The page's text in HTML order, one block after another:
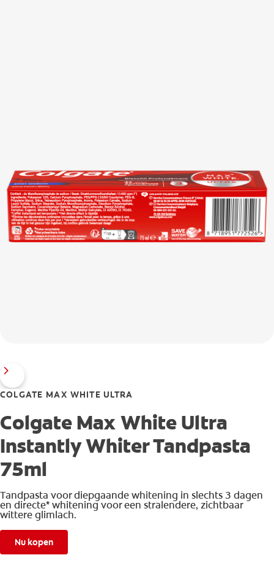
COLGATE MAX WHITE ULTRA
Colgate Max White Ultra
Instantly Whiter Tandpasta
75ml
Tandpasta voor diepgaande whitening in slechts 3 dagen
en directe* whitening voor een stralendere, zichtbaar
wittere glimlach.
Nu kopen